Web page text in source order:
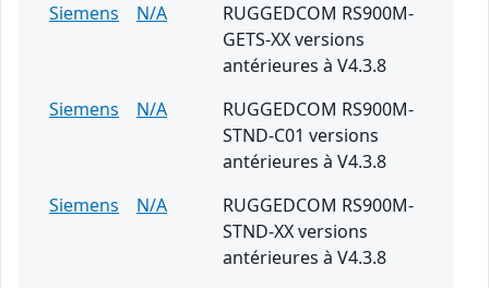
Siemens
N/A
RUGGEDCOM RS900M-
GETS-XX versions
antérieures à V4.3.8
Siemens
N/A
RUGGEDCOM RS900M-
STND-C01 versions
antérieures à V4.3.8
Siemens
N/A
RUGGEDCOM RS900M-
STND-XX versions
antérieures à V4.3.8